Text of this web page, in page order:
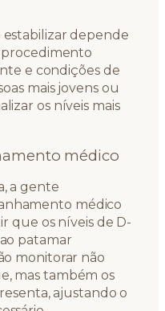
depende
e condições de
mais jovens ou
os níveis mais
médico
a gente
médico
que os níveis de D-
patamar
monitorar não
mas também os
ajustando o